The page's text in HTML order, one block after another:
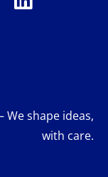
We shape ideas,
with care.